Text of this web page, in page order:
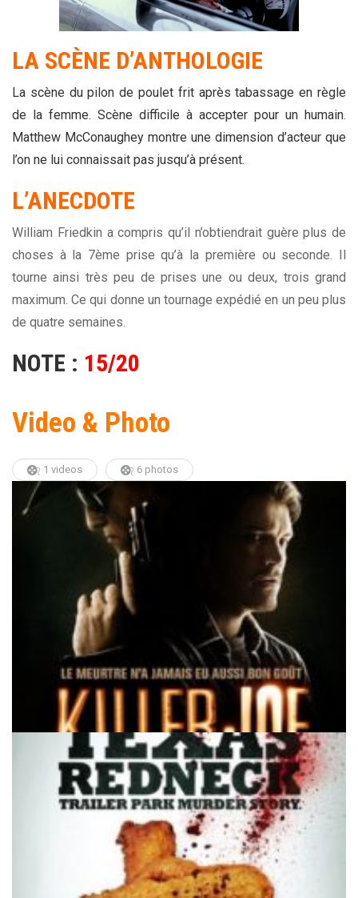
LA SCÈNE D’ANTHOLOGIE
La scène du pilon de poulet frit après tabassage en règle
de la femme. Scène difficile à accepter pour un humain.
Matthew McConaughey montre une dimension d’acteur que
l’on ne lui connaissait pas jusqu’à présent.
L’ANECDOTE
William Friedkin a compris qu’il n’obtiendrait guère plus de
choses à la 7ème prise qu’à la première ou seconde. Il
tourne ainsi très peu de prises une ou deux, trois grand
maximum. Ce qui donne un tournage expédié en un peu plus
de quatre semaines.
NOTE : 15/20
Video & Photo
1 videos 6 photos